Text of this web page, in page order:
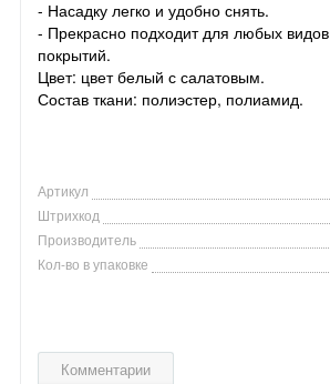
- Насадку легко и удобно снять.
- Прекрасно подходит для любых
покрытий.
Цвет: цвет белый с салатовым.
Состав ткани: полиэстер, полиамид.
Артикул
Штрихкод
Производитель
Кол-во в упаковке
Комментарии